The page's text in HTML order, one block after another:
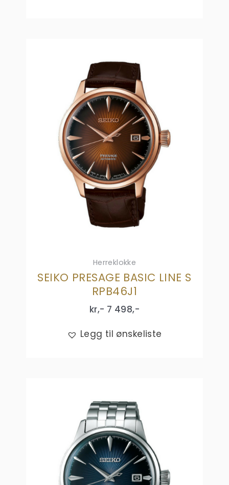
Herreklokke
SEIKO PRESAGE BASIC LINE S
RPB46J1
kr,- 7 498,-
Legg til ønskeliste